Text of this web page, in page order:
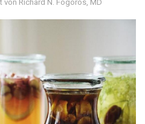
von Richard N. Fogoros, MD